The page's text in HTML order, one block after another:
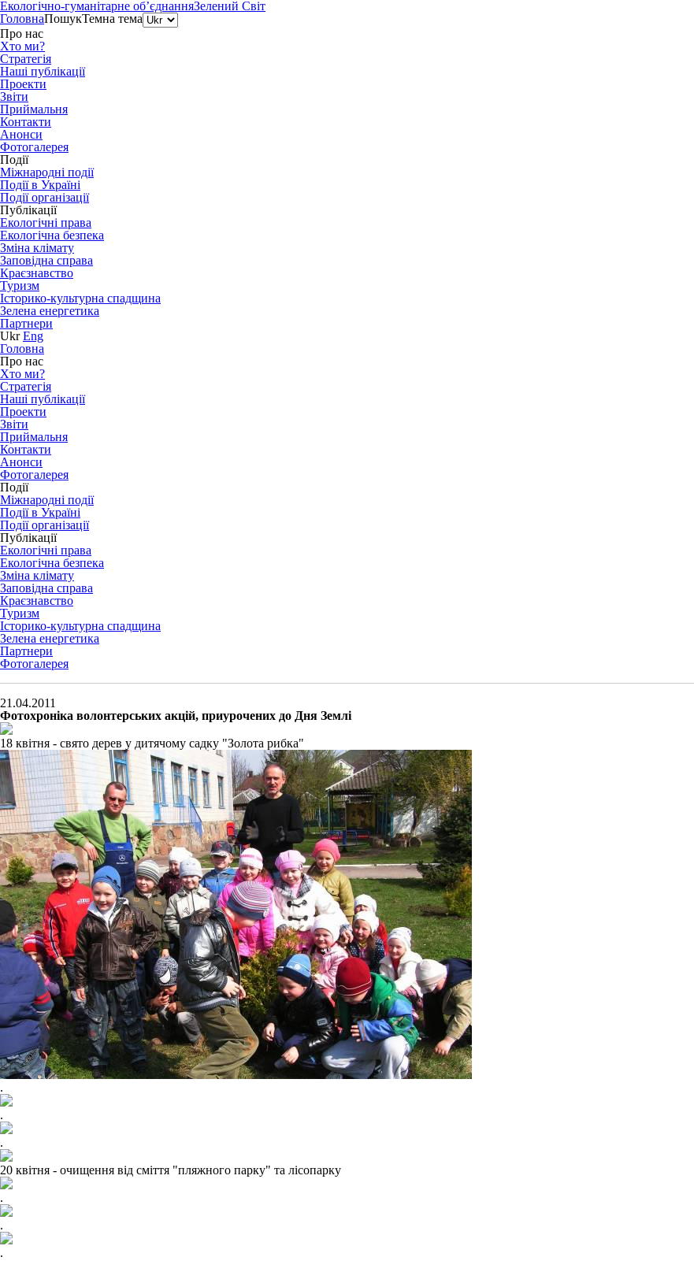
Екологічно-гуманітарне об’єднанняЗелений Світ
ГоловнаПошукТемна тема
Про нас
Хто ми?
Стратегія
Наші публікації
Проекти
Звіти
Приймальня
Контакти
Анонси
Фотогалерея
Події
Міжнародні події
Події в Україні
Події організації
Публікації
Екологічні права
Екологічна безпека
Зміна клімату
Заповідна справа
Краєзнавство
Туризм
Історико-культурна спадщина
Зелена енергетика
Партнери
Ukr Eng
Головна
Про нас
Хто ми?
Стратегія
Наші публікації
Проекти
Звіти
Приймальня
Контакти
Анонси
Фотогалерея
Події
Міжнародні події
Події в Україні
Події організації
Публікації
Екологічні права
Екологічна безпека
Зміна клімату
Заповідна справа
Краєзнавство
Туризм
Історико-культурна спадщина
Зелена енергетика
Партнери
Фотогалерея
21.04.2011
Фотохроніка волонтерських акцій, приурочених до Дня Землі
18 квітня - свято дерев у дитячому садку "Золота рибка"
.
.
.
20 квітня - очищення від сміття "пляжного парку" та лісопарку
.
.
.